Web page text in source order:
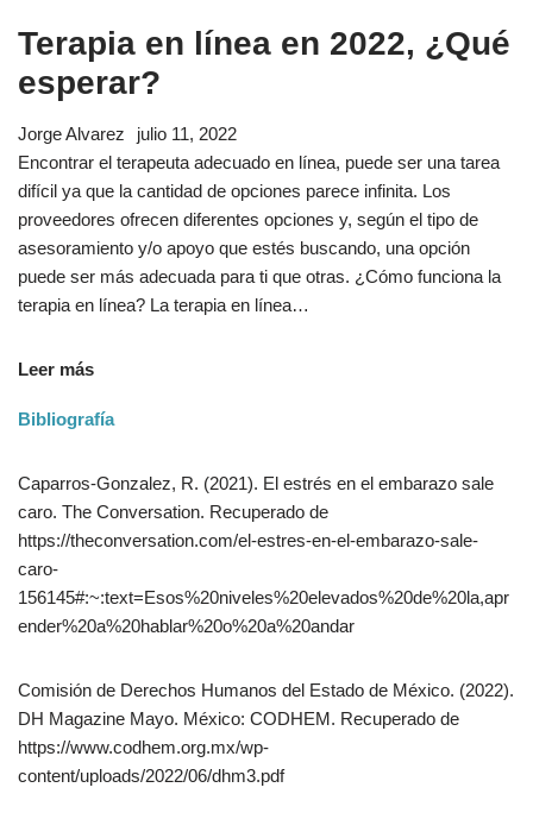
Terapia en línea en 2022, ¿Qué
esperar?
Jorge Alvarez
julio 11, 2022
Encontrar el terapeuta adecuado en línea, puede ser una tarea
difícil ya que la cantidad de opciones parece infinita. Los
proveedores ofrecen diferentes opciones y, según el tipo de
asesoramiento y/o apoyo que estés buscando, una opción
puede ser más adecuada para ti que otras. ¿Cómo funciona la
terapia en línea? La terapia en línea…
Leer más
Bibliografía
Caparros-Gonzalez, R. (2021). El estrés en el embarazo sale
caro. The Conversation. Recuperado de
https://theconversation.com/el-estres-en-el-embarazo-sale-
caro-
156145#:~:text=Esos%20niveles%20elevados%20de%20la,apr
ender%20a%20hablar%20o%20a%20andar
Comisión de Derechos Humanos del Estado de México. (2022).
DH Magazine Mayo. México: CODHEM. Recuperado de
https://www.codhem.org.mx/wp-
content/uploads/2022/06/dhm3.pdf